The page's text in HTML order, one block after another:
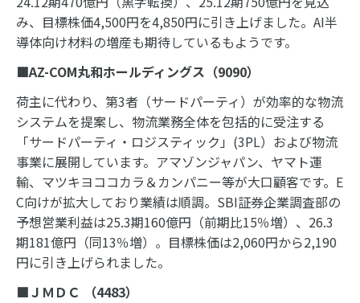
み、目標株価4,500円を4,850円に引き上げました。AI半
導体向け材料の増産も期待しているもようです。
■AZ-COM丸和ホールディングス（9090）
荷主に代わり、第3者（サードパーティ）が効率的な物流
システムを提案し、物流業務全体を包括的に受注する
「サードパーティ・ロジスティック」(3PL）および物流
事業に展開しています。アマゾンジャパン、ヤマト運
輸、マツキヨココカラ＆カンパニー等が大口顧客です。E
C向けが拡大しており業績は順調。SBI証券企業調査部の
予想営業利益は25.3期160億円（前期比15％増）、26.3
期181億円（同13％増）。目標株価は2,060円から2,190
円に引き上げられました。
■ＪＭＤＣ （4483）